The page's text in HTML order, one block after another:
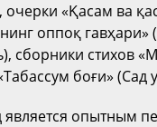
очерки «Қасам ва
оппоқ
сборники стихов
боғи» (Сад
является опытным